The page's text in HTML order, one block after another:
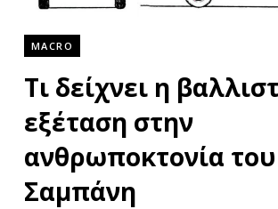
MACRO
Τι δείχνει η
εξέταση στην
ανθρωποκτονία
Σαμπάνη